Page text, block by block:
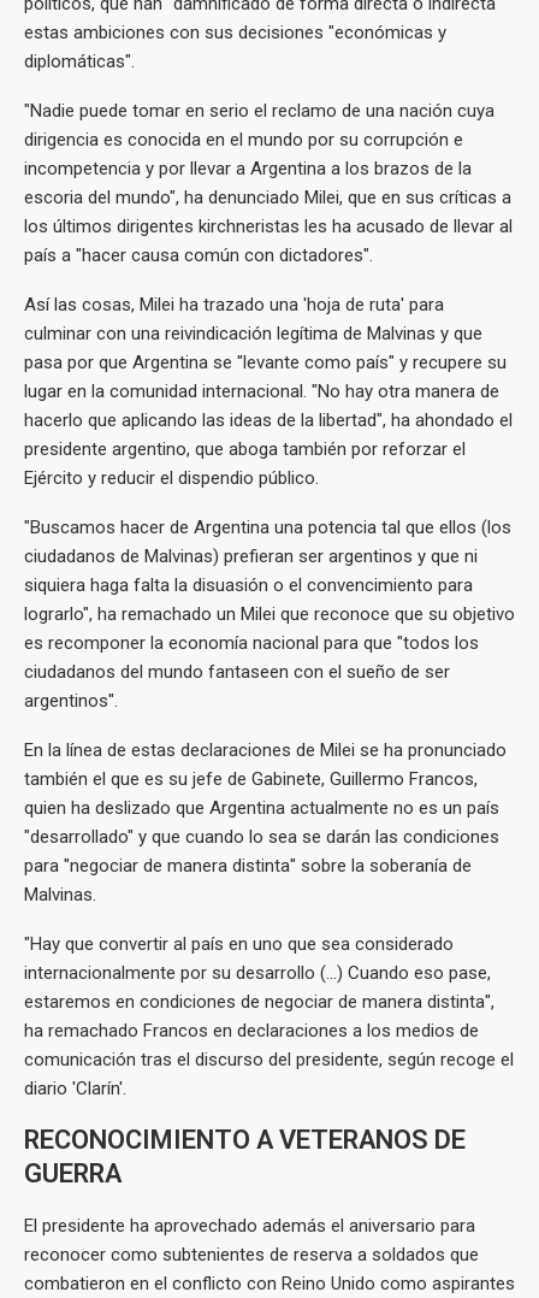
estas ambiciones con sus decisiones "económicas y
diplomáticas".
"Nadie puede tomar en serio el reclamo de una nación cuya
dirigencia es conocida en el mundo por su corrupción e
incompetencia y por llevar a Argentina a los brazos de la
escoria del mundo", ha denunciado Milei, que en sus críticas a
los últimos dirigentes kirchneristas les ha acusado de llevar al
país a "hacer causa común con dictadores".
Así las cosas, Milei ha trazado una 'hoja de ruta' para
culminar con una reivindicación legítima de Malvinas y que
pasa por que Argentina se "levante como país" y recupere su
lugar en la comunidad internacional. "No hay otra manera de
hacerlo que aplicando las ideas de la libertad", ha ahondado el
presidente argentino, que aboga también por reforzar el
Ejército y reducir el dispendio público.
"Buscamos hacer de Argentina una potencia tal que ellos (los
ciudadanos de Malvinas) prefieran ser argentinos y que ni
siquiera haga falta la disuasión o el convencimiento para
lograrlo", ha remachado un Milei que reconoce que su objetivo
es recomponer la economía nacional para que "todos los
ciudadanos del mundo fantaseen con el sueño de ser
argentinos".
En la línea de estas declaraciones de Milei se ha pronunciado
también el que es su jefe de Gabinete, Guillermo Francos,
quien ha deslizado que Argentina actualmente no es un país
"desarrollado" y que cuando lo sea se darán las condiciones
para "negociar de manera distinta" sobre la soberanía de
Malvinas.
"Hay que convertir al país en uno que sea considerado
internacionalmente por su desarrollo (...) Cuando eso pase,
estaremos en condiciones de negociar de manera distinta",
ha remachado Francos en declaraciones a los medios de
comunicación tras el discurso del presidente, según recoge el
diario 'Clarín'.
RECONOCIMIENTO A VETERANOS DE
GUERRA
El presidente ha aprovechado además el aniversario para
reconocer como subtenientes de reserva a soldados que
combatieron en el conflicto con Reino Unido como aspirantes